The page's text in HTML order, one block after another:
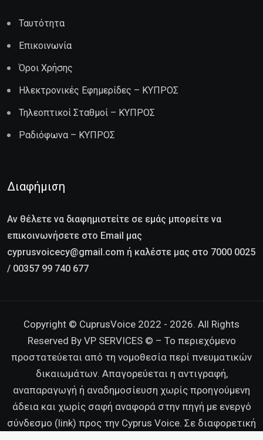
Ταυτότητα
Επικοινωνία
Όροι Χρήσης
Ηλεκτρονικές Εφημερίδες – ΚΥΠΡΟΣ
Τηλεοπτικοί Σταθμοί – ΚΥΠΡΟΣ
Ραδιόφωνα – ΚΥΠΡΟΣ
Διαφήμιση
Αν θέλετε να διαφημιστείτε σε εμάς μπορείτε να
επικοινωνήσετε στο Email μας
cyprusvoicecy@gmail.com ή καλέστε μας στο 7000 0025
/ 00357 99 740 677
Copyright © CuprusVoice 2022 - 2026. All Rights
Reserved By VP SERVICES © – Το περιεχόμενο
προστατεύεται από τη νομοθεσία περί πνευματικών
δικαιωμάτων. Απαγορεύεται η αντιγραφή,
αναπαραγωγή ή αναδημοσίευση χωρίς προηγούμενη
άδεια και χωρίς σαφή αναφορά στην πηγή με ενεργό
σύνδεσμο (link) προς την Cyprus Voice. Σε διαφορετική